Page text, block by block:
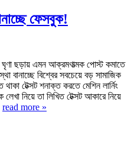
ফেসবুক!
ছড়ায় এমন আক্রমণাত্মক পোস্ট কমাতে
বানাচ্ছে বিশ্বের সবচেয়ে বড় সামাজিক
টেক্সট শনাক্ত করতে মেশিন লার্নিং
নিয়ে তা লিখিত টেক্সট আকারে নিয়ে
read more »